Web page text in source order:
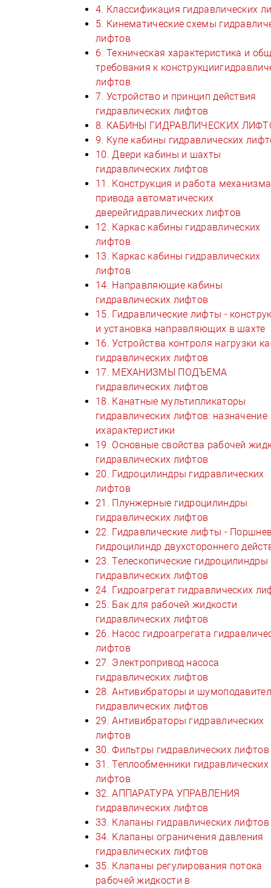
4. Классификация гидравлических
5. Кинематические схемы
лифтов
6. Техническая характеристика и
требования к
лифтов
7. Устройство и принцип действия
гидравлических лифтов
8. КАБИНЫ ГИДРАВЛИЧЕСКИХ
9. Купе кабины гидравлических
10. Двери кабины и шахты
гидравлических лифтов
11. Конструкция и работа механизма
привода автоматических
дверейгидравлических лифтов
12. Каркас кабины гидравлических
лифтов
13. Каркас кабины гидравлических
лифтов
14. Направляющие кабины
гидравлических лифтов
15. Гидравлические лифты -
и установка направляющих в шахте
16. Устройства контроля нагрузки
гидравлических лифтов
17. МЕХАНИЗМЫ ПОДЪЕМА
гидравлических лифтов
18. Канатные мультипликаторы
гидравлических лифтов: назначение
ихарактеристики
19. Основные свойства рабочей
гидравлических лифтов
20. Гидроцилиндры гидравлических
лифтов
21. Плунжерные гидроцилиндры
гидравлических лифтов
22. Гидравлические лифты -
гидроцилиндр двухстороннего
23. Телескопические гидроцилиндры
гидравлических лифтов
24. Гидроагрегат гидравлических
25. Бак для рабочей жидкости
гидравлических лифтов
26. Насос гидроагрегата
лифтов
27. Электропривод насоса
гидравлических лифтов
28. Антивибраторы и
гидравлических лифтов
29. Антивибраторы гидравлических
лифтов
30. Фильтры гидравлических лифтов
31. Теплообменники гидравлических
лифтов
32. АППАРАТУРА УПРАВЛЕНИЯ
гидравлических лифтов
33. Клапаны гидравлических лифтов
34. Клапаны ограничения давления
гидравлических лифтов
35. Клапаны регулирования потока
рабочей жидкости в